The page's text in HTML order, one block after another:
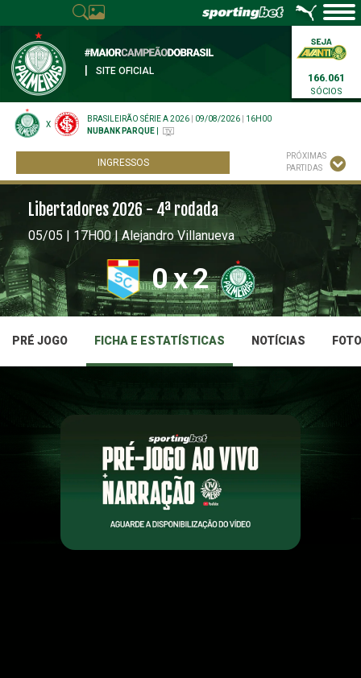
SITE OFICIAL
166.061
SÓCIOS
X
BRASILEIRÃO SÉRIE A 2026 09/08/2026
16H00
NUBANK PARQUE
INGRESSOS
PRÓXIMAS
PARTIDAS
Libertadores 2026 - 4ª rodada
05/05 | 17H00 | Alejandro Villanueva
0x2
PRÉ JOGO FICHA E ESTATÍSTICAS NOTÍCIAS